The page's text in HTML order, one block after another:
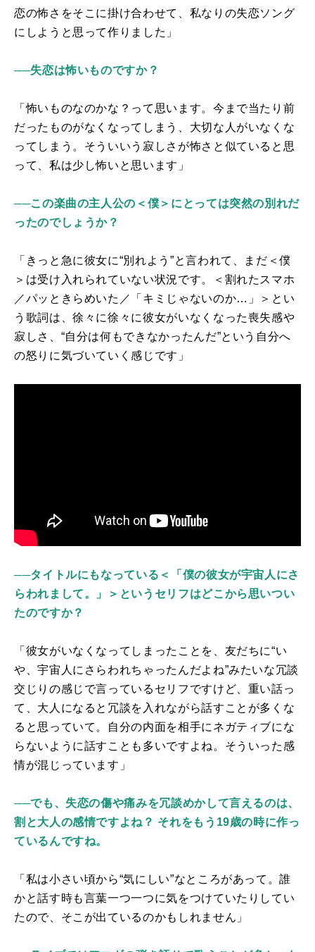
恋の怖さをそこに掛け合わせて、私なりの失恋ソング
にしようと思って作りました」
──失恋は怖いものですか？
「怖いものなのかな？って思います。今まで当たり前
だったものがなくなってしまう、大切な人がいなくな
ってしまう。そういいう寂しさが怖さと似ていると思
って、私は少し怖いと思います」
──この楽曲の主人公の＜僕＞にとっては突然の別れだ
ったのでしょうか？
「きっと急に彼女に“別れよう”と言われて、まだ＜僕
＞は受け入れられていない状況です。＜割れたスマホ
／パッときらめいた／「キミじゃないのか…」＞とい
う歌詞は、徐々に徐々に彼女がいなくなった喪失感や
寂しさ、“自分は何もできなかったんだ”という自分へ
の怒りに気づいていく感じです」
──タイトルにもなっている＜「僕の彼女が宇宙人にさ
らわれまして。」＞というセリフはどこから思いつい
たのですか？
「彼女がいなくなってしまったことを、友だちに“い
や、宇宙人にさらわれちゃったんだよね”みたいな冗談
交じりの感じで言っているセリフですけど、重い話っ
て、大人になると冗談を入れながら話すことが多くな
ると思っていて。自分の内面を相手にネガティブにな
らないように話すことも多いですよね。そういった感
情が混じっています」
──でも、失恋の傷や痛みを冗談めかして言えるのは、
割と大人の感情ですよね？ それをもう19歳の時に作っ
ているんですね。
「私は小さい頃から“気にしい”なところがあって。誰
かと話す時も言葉一つ一つに気をつけていたりしてい
たので、そこが出ているのかもしれません」